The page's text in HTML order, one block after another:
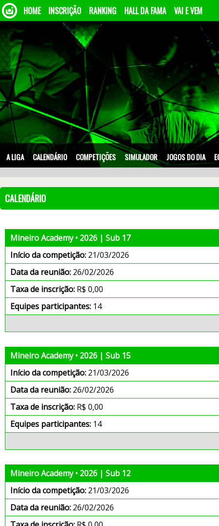
HOME INSCRIÇÃO RANKING HALL DA FAMA VAI E VEM
A LIGA CALENDÁRIO COMPETIÇÕES SIMULADOR JOGOS DO DIA
CALENDÁRIO
Mineiro Academy • 2026 | Sub 17
Início da competição: 21/03/2026
Data da reunião: 26/02/2026
Taxa de inscrição: R$ 0,00
Equipes participantes: 14
Mineiro Academy • 2026 | Sub 15
Início da competição: 21/03/2026
Data da reunião: 26/02/2026
Taxa de inscrição: R$ 0,00
Equipes participantes: 14
Mineiro Academy • 2026 | Sub 12
Início da competição: 21/03/2026
Data da reunião: 26/02/2026